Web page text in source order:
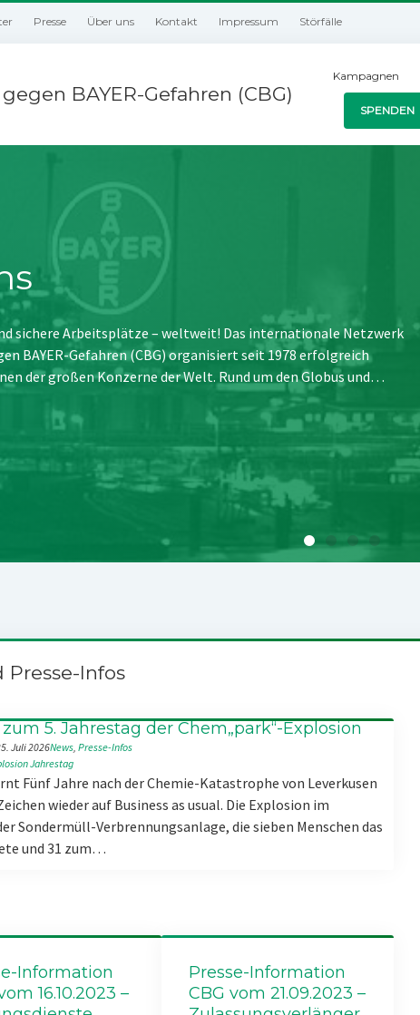
Presse Über uns Kontakt Impressum Störfälle
BAYER-Gefahren (CBG)
Kampagnen
SPENDEN
sichere Arbeitsplätze – weltweit! Das internationale Netzwerk
BAYER-Gefahren (CBG) organisiert seit 1978 erfolgreich
der großen Konzerne der Welt. Rund um den Globus und…
Presse-Infos
5. Jahrestag der Chem„park“-Explosion
Juli 2026News, Presse-Infos
Jahrestag
Fünf Jahre nach der Chemie-Katastrophe von Leverkusen
wieder auf Business as usual. Die Explosion im
Sondermüll-Verbrennungsanlage, die sieben Menschen das
und 31 zum…
Information
16.10.2023 –
Presse-Information
CBG vom 21.09.2023 –